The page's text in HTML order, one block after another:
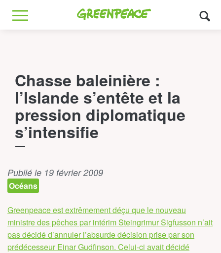
Greenpeace
MENU
Chasse baleinière :
l’Islande s’entête et la
pression diplomatique
s’intensifie
Publié le 19 février 2009
Océans
Greenpeace est extrêmement déçu que le nouveau
ministre des pêches par intérim Steingrimur Sigfusson n’ait
pas décidé d’annuler l’absurde décision prise par son
prédécesseur Einar Gudfinson. Celui-ci avait décidé